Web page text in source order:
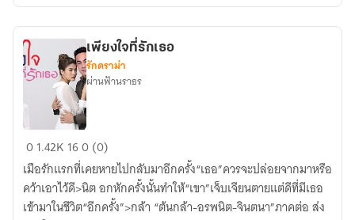
เพียง
ใจ
ที่รัก
เธอ
เพียงใจที่รักเธอ
รักดราม่า
ผ่านฟ้านราธร
01.42K 160 (0)
เมือรักแรกที่เคยหายไปกลับมาอีกครั้ง“เธอ”ควรจะปล่อยจากมาหรือ
คว้าเอาไว้ดี>นิต อกหักครั้งนั้นทำให้“เขา”เจ็บเจียนตายแต่ดีที่มีเธอ
เข้ามาในชีวิต“อีกครั้ง”>กล้า “ต้นกล้า-อรพนิต-จินตนา”ภาคต่อ ส่ง